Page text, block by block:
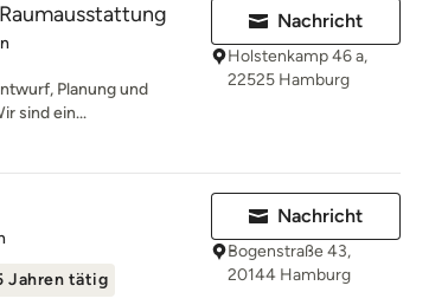
5 Sternen
Planung und
sind ein...
Nachricht
Holstenkamp 46 a,
22525 Hamburg
5 Sternen
Jahren tätig
Nachricht
Bogenstraße 43,
20144 Hamburg